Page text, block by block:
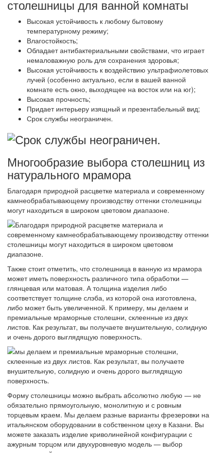
столешницы для ванной комнаты
Высокая устойчивость к любому бытовому
температурному режиму;
Влагостойкость;
Обладает антибактериальными свойствами, что играет
немаловажную роль для сохранения здоровья;
Высокая устойчивость к воздействию ультрафиолетовых
лучей (особенно актуально, если в вашей ванной
комнате есть окно, выходящее на восток или на юг);
Высокая прочность;
Придает интерьеру изящный и презентабельный вид;
Срок службы неограничен.
Многообразие выбора столешниц из
натурального мрамора
Благодаря природной расцветке материала и современному
камнеобрабатывающему производству оттенки столешницы
могут находиться в широком цветовом диапазоне.
Также стоит отметить, что столешница в ванную из мрамора
может иметь поверхность различного типа обработки —
глянцевая или матовая. А толщина изделия либо
соответствует толщине слэба, из которой она изготовлена,
либо может быть увеличенной. К примеру, мы делаем и
премиальные мраморные столешни, склеенные из двух
листов. Как результат, вы получаете внушительную, солидную
и очень дорого выглядящую поверхность.
Форму столешницы можно выбрать абсолютно любую — не
обязательно прямоугольную, монолитную и с ровным
торцевым краем. Мы делаем разные варианты фрезеровки на
итальянском оборудовании в собственном цеху в Казани. Вы
можете заказать изделие криволинейной конфигурации с
ажурным торцом или двухуровневую модель — выбор